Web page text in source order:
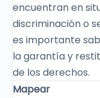
encuentran en
discriminación o
es importante
la garantía y
de los derechos.
Mapear